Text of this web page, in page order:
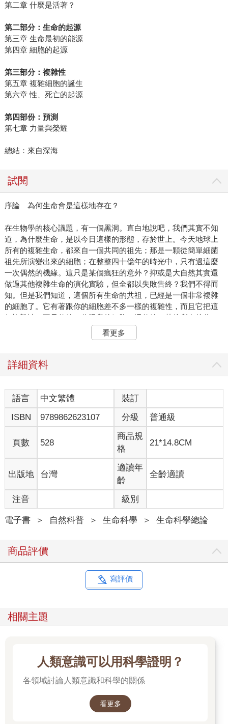
第二章 什麼是活著？
第二部分：生命的起源
第三章 生命最初的能源
第四章 細胞的起源
第三部分：複雜性
第五章 複雜細胞的誕生
第六章 性、死亡的起源
第四部份：預測
第七章 力量與榮耀
總結：來自深海
試閱
序論 為何生命會是這樣地存在？
在生物學的核心議題，有一個黑洞。直白地說吧，我們其實不知
道，為什麼生命，是以今日這樣的形態，存於世上。今天地球上
所有的複雜生命，都來自一個共同的祖先；那是一顆從簡單細菌
祖先所演變出來的細胞；在整整四十億年的時光中，只有過這麼
一次偶然的機緣。這只是某個瘋狂的意外？抑或是大自然其實還
做過其他複雜生命的演化實驗，但全都以失敗告終？我們不得而
知。但是我們知道，這個所有生命的共祖，已經是一個非常複雜
的細胞了。它有著跟你的細胞差不多一樣的複雜性，而且它把這
個複雜性，不只傳給了你跟我的細胞，還傳給了其他所有後代，
從樹木到蜜蜂都是。你可以在顯微鏡下面，試著分辨自己的細胞
跟香菇的細胞。你會發現，它們長得幾乎一模一樣。但是我們長
這，不只是外形相似的問題。所有複雜生物的細胞，都共享著數
為。關於「為什麼這些獨一無二的特徵，會全部聚集在我們那個
祖先細胞身上？」或是「為什麼這些特徵，並沒有在細菌身上，
獨自演化出來？」這些問題，學界並沒有統一的答案。如果說，
這些特徵，都是透過天擇所篩選出來，而天擇的原則，就是每一
代都略有差異，而且每代都比上一代更優秀一點，那麼為什麼類
似的特徵，卻沒有在其他的機緣下，在各種不同的細菌族群中演
這些問題，其實凸顯出了，生命的演化在地球上，所遵循的是一
條極為獨特的軌跡。生命在地球誕生約五億年之後出現，大概是
四十億年以前，但是之後它的複雜程度，就卡在細菌等級，卡了
超過二十億年，這已經差不多是我們地球年齡的一半了呢。細菌
複雜的生物，包括所有的植物、所有的動物、真菌、海藻，以及
我們稱為「原生生物」的單細胞生物，像是變形蟲之流，全部都
是從約十五到二十億年前，同一個祖先所繁衍出來的。這個祖
先，很明顯是個「現代化」的細胞，它有極為精巧的內部結構、
大部分都不曾在細菌身上見過。然而，在細菌跟這個細胞祖先之
的細菌，跟歎為觀止的各種複雜生物中間，是一片難以解釋的空
白鴻溝。這是演化學上的黑洞。
我們每年都要花上幾十億美金，做生醫研究，極力尋求諸如「為
何我們會生病」這種複雜問題的答案。對於基因跟蛋白質如何互
動、調控它們的分子路徑為何？它們又是如何互相影響？我們不
看更多
詳細資料
語言 中文繁體
裝訂
ISBN
9789862623107 分級 普通級
頁數 528
商品規
格
21*14.8CM
出版地 台灣
適讀年
齡
全齡適讀
注音 級別
電子書 ＞ 自然科普 ＞ 生命科學 ＞ 生命科學總論
商品評價
寫評價
相關主題
人類意識可以用科學證明？
各領域討論人類意識和科學的關係
看更多